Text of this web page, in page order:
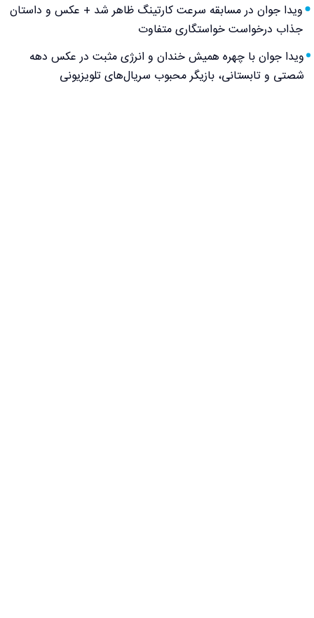
ویدا جوان در مسابقه سرعت کارتینگ ظاهر شد + عکس و داستان
جذاب درخواست خواستگاری متفاوت
ویدا جوان با چهره همیش خندان و انرژی مثبت در عکس دهه
شصتی و تابستانی، بازیگر محبوب سریال‌های تلویزیونی